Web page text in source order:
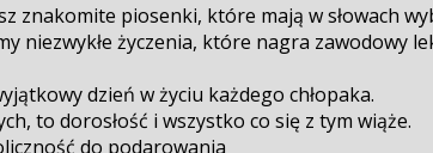
znakomite piosenki, które mają w słowach
niezwykłe życzenia, które nagra zawodowy
dzień w życiu każdego chłopaka.
to dorosłość i wszystko co się z tym wiąże.
do podarowania